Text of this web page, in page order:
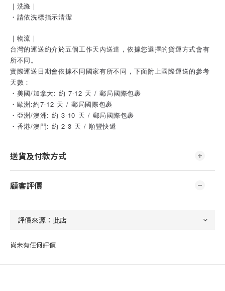
｜洗滌｜
・請依洗標指示清潔
｜物流｜
台灣的運送約介於五個工作天內送達，依據您選擇的貨運方式會有
所不同。
實際運送日期會依據不同國家有所不同，下面附上國際運送的參考
天數：
・美國/加拿大: 約 7-12 天 / 郵局國際包裹
・歐洲:約7-12 天 / 郵局國際包裹
・亞洲/澳洲: 約 3-10 天 / 郵局國際包裹
・香港/澳門: 約 2-3 天 / 順豐快遞
送貨及付款方式
顧客評價
尚未有任何評價